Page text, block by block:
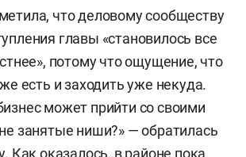
что деловому сообществу
главы «становилось все
потому что ощущение, что
есть и заходить уже некуда.
может прийти со своими
занятые ниши?» — обратилась
Как оказалось, в районе пока